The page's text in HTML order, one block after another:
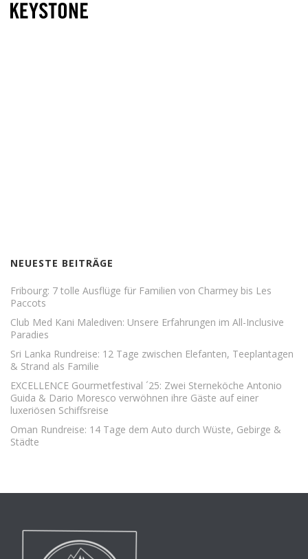
NEUESTE BEITRÄGE
Fribourg: 7 tolle Ausflüge für Familien von Charmey bis Les
Paccots
Club Med Kani Malediven: Unsere Erfahrungen im All-Inclusive
Paradies
Sri Lanka Rundreise: 12 Tage zwischen Elefanten, Teeplantagen
& Strand als Familie
EXCELLENCE Gourmetfestival ´25: Zwei Sterneköche Antonio
Guida & Dario Moresco verwöhnen ihre Gäste auf einer
luxeriösen Schiffsreise
Oman Rundreise: 14 Tage dem Auto durch Wüste, Gebirge &
Städte